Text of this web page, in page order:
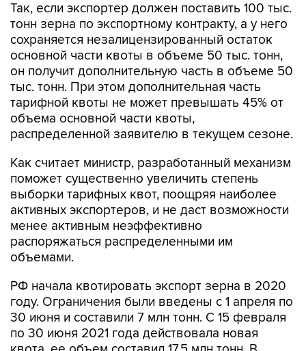
Так, если экспортер должен поставить 100 тыс.
тонн зерна по экспортному контракту, а у него
сохраняется незалицензированный остаток
основной части квоты в объеме 50 тыс. тонн,
он получит дополнительную часть в объеме 50
тыс. тонн. При этом дополнительная часть
тарифной квоты не может превышать 45% от
объема основной части квоты,
распределенной заявителю в текущем сезоне.
Как считает министр, разработанный механизм
поможет существенно увеличить степень
выборки тарифных квот, поощряя наиболее
активных экспортеров, и не даст возможности
менее активным неэффективно
распоряжаться распределенными им
объемами.
РФ начала квотировать экспорт зерна в 2020
году. Ограничения были введены с 1 апреля по
30 июня и составили 7 млн тонн. С 15 февраля
по 30 июня 2021 года действовала новая